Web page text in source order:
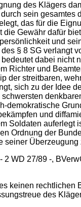
des Klägers
sein
das für die
Gewähr dafür
und
§ 8 SG verlangt
dabei nicht
Richter und
der streitbaren,
sich zu der Idee
demokratische
und
Soldaten
Ordnung der
seiner Überzeugung
WD 27/89 -,
keinen
des